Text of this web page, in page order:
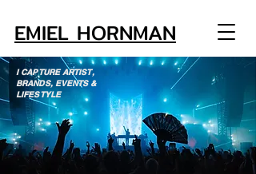
EMIEL HORNMAN
I CAPTURE ARTIST,
BRANDS, EVENTS &
LIFESTYLE